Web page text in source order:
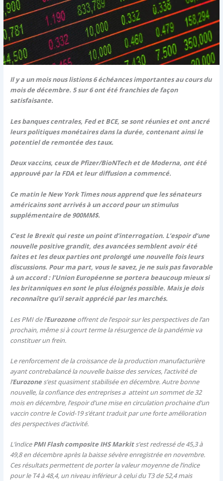
Il y a un mois nous listions 6 échéances importantes au cours du
mois de décembre. 5 sur 6 ont été franchies de façon
satisfaisante.
Les banques centrales, Fed et BCE, se sont réunies et ont ancré
leurs politiques monétaires dans la durée, contenant ainsi le
potentiel de remontée des taux.
Deux vaccins, ceux de Pfizer/BioNTech et de Moderna, ont été
approuvé par la FDA et leur diffusion a commencé.
Ce matin le New York Times nous apprend que les sénateurs
américains sont arrivés à un accord pour un stimulus
supplémentaire de 900MM$.
C’est le Brexit qui reste un point d’interrogation. L’espoir d’une
nouvelle positive grandit, des avancées semblent avoir été
faites et les deux parties ont prolongé une nouvelle fois leurs
discussions. Pour ma part, vous le savez, je ne suis pas favorable
à un accord : l’Union Européenne se portera beaucoup mieux si
les britanniques en sont le plus éloignés possible. Mais je dois
reconnaître qu’il serait apprécié par les marchés.
Les PMI de l’Eurozone offrent de l’espoir sur les perspectives de l’an
prochain, même si à court terme la résurgence de la pandémie va
constituer un frein.
Le renforcement de la croissance de la production manufacturière
ayant contrebalancé la nouvelle baisse des services, l’activité de
l’Eurozone s’est quasiment stabilisée en décembre. Autre bonne
nouvelle, la confiance des entreprises a atteint un sommet de 32
mois en décembre, l’espoir d’une mise en circulation prochaine d’un
vaccin contre le Covid-19 s’étant traduit par une forte amélioration
des perspectives d’activité.
L’indicePMI Flash composite IHS Markits’est redressé de 45,3 à
49,8 en décembre après la baisse sévère enregistrée en novembre.
Ces résultats permettent de porter la valeur moyenne de l’indice
pour le T4 à 48,4, un niveau inférieur à celui du T3 de 52,4 mais